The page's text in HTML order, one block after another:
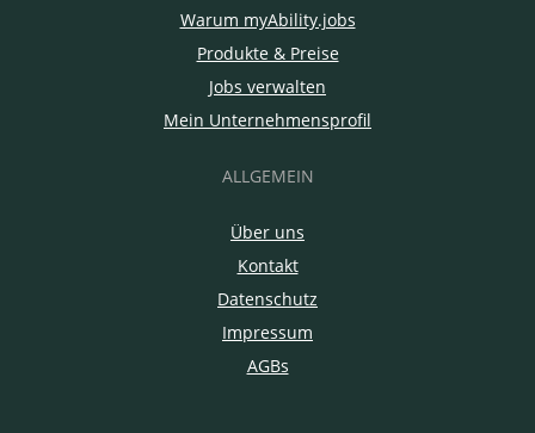
Warum myAbility.jobs
Produkte & Preise
Jobs verwalten
Mein Unternehmensprofil
ALLGEMEIN
Über uns
Kontakt
Datenschutz
Impressum
AGBs